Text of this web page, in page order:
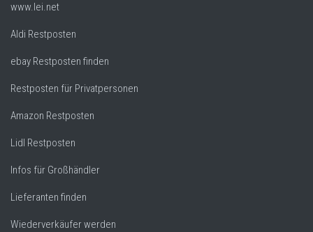
www.lei.net
Aldi Restposten
ebay Restposten finden
Restposten für Privatpersonen
Amazon Restposten
Lidl Restposten
Infos für Großhändler
Lieferanten finden
Wiederverkäufer werden